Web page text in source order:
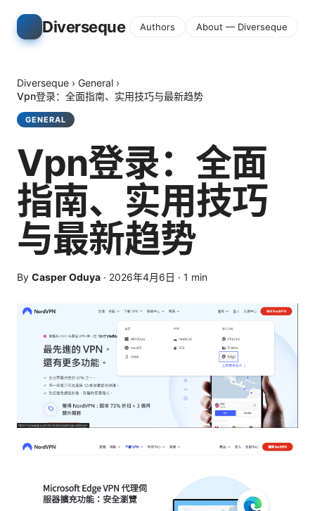
Diverseque Authors About — Diverseque
Diverseque › General ›
Vpn登录：全面指南、实用技巧与最新趋势
GENERAL
Vpn登录：全面
指南、实用技巧
与最新趋势
By Casper Oduya · 2026年4月6日 · 1 min